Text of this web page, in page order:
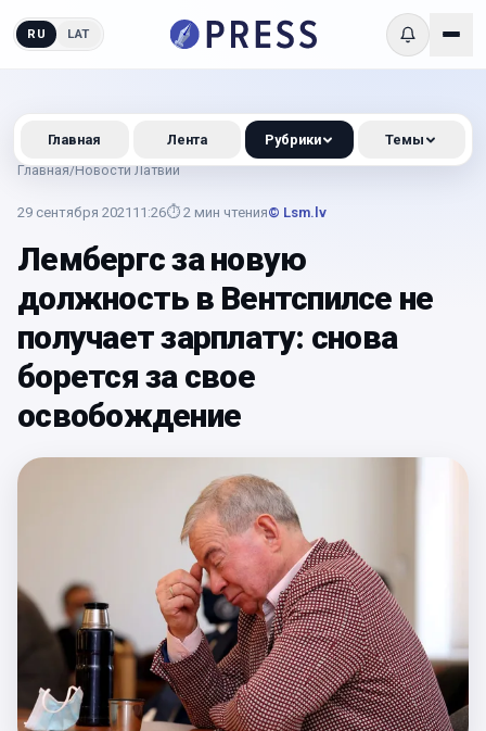
RU LAT
Главная/Новости Латвии
29 сентября 2021 11:26⏱ 2 мин чтения© Lsm.lv
Лембергс за новую
должность в Вентспилсе не
получает зарплату: снова
борется за свое
освобождение
Главная Лента Рубрики Темы